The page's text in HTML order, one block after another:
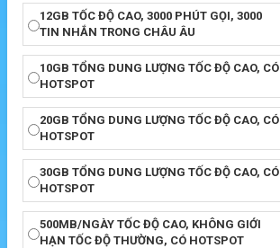
12GB TỐC ĐỘ CAO, 3000 PHÚT GỌI, 3000
TIN NHẮN TRONG CHÂU ÂU
10GB TỔNG DUNG LƯỢNG TỐC ĐỘ CAO, CÓ
HOTSPOT
20GB TỔNG DUNG LƯỢNG TỐC ĐỘ CAO, CÓ
HOTSPOT
30GB TỔNG DUNG LƯỢNG TỐC ĐỘ CAO, CÓ
HOTSPOT
500MB/NGÀY TỐC ĐỘ CAO, KHÔNG GIỚI
HẠN TỐC ĐỘ THƯỜNG, CÓ HOTSPOT